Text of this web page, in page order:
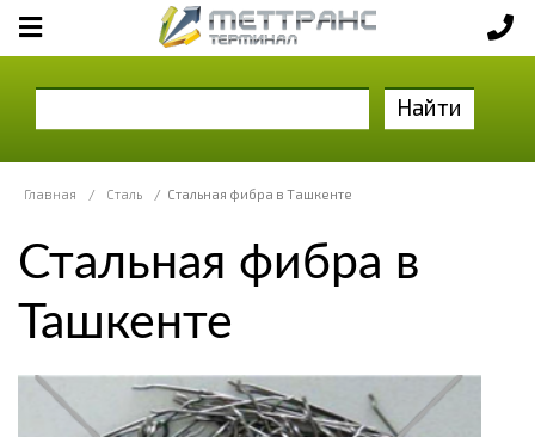
Найти
Главная / Сталь / Стальная фибра в Ташкенте
Стальная фибра в
Ташкенте